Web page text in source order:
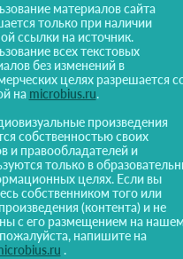
материалов сайта
только при наличии
ссылки на источник.
всех текстовых
без изменений в
целях разрешается
на microbius.ru.
произведения
собственностью своих
и правообладателей и
только в
целях. Если вы
собственником того или
(контента) и не
с его размещением на нашем
напишите на
.